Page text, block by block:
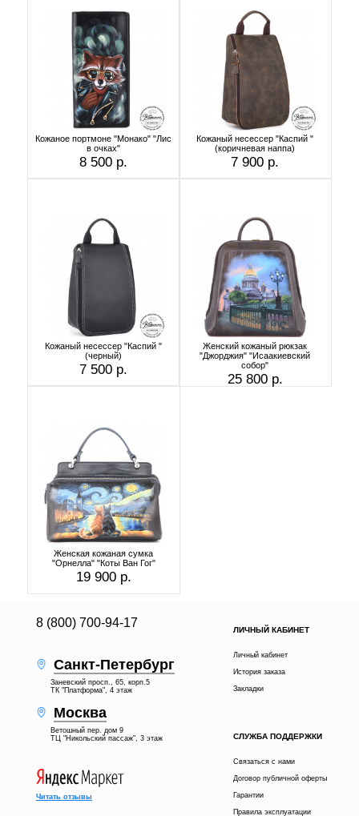
Кожаное портмоне "Монако" "Лис
в очках"
8 500 р.
Кожаный несессер "Каспий "
(коричневая наппа)
7 900 р.
Кожаный несессер "Каспий "
(черный)
7 500 р.
Женский кожаный рюкзак
"Джорджия" "Исаакиевский
собор"
25 800 р.
Женская кожаная сумка
"Орнелла" "Коты Ван Гог"
19 900 р.
8 (800) 700-94-17
Санкт-Петербург
Заневский просп., 65, корп.5
ТК "Платформа", 4 этаж
Москва
Ветошный пер. дом 9
ТЦ "Никольский пассаж", 3 этаж
ЛИЧНЫЙ КАБИНЕТ
Личный кабинет
История заказа
Закладки
СЛУЖБА ПОДДЕРЖКИ
Связаться с нами
Договор публичной оферты
Гарантии
Правила эксплуатации
Читать отзывы